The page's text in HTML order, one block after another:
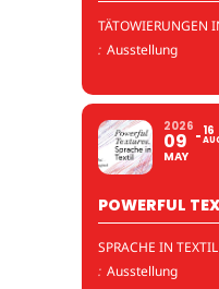
TÄTOWIERUNGEN
: Ausstellung
2026
09
MAY
16
POWERFUL
SPRACHE IN TEXTIL
: Ausstellung